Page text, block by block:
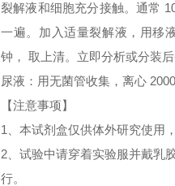
裂解液和细胞充分接触。通常
一遍。加入适量裂解液，用移
钟， 取上清。立即分析或分装
尿液：用无菌管收集，离心
【注意事项】
1、本试剂盒仅供体外研究使用
2、试验中请穿着实验服并戴乳
行。